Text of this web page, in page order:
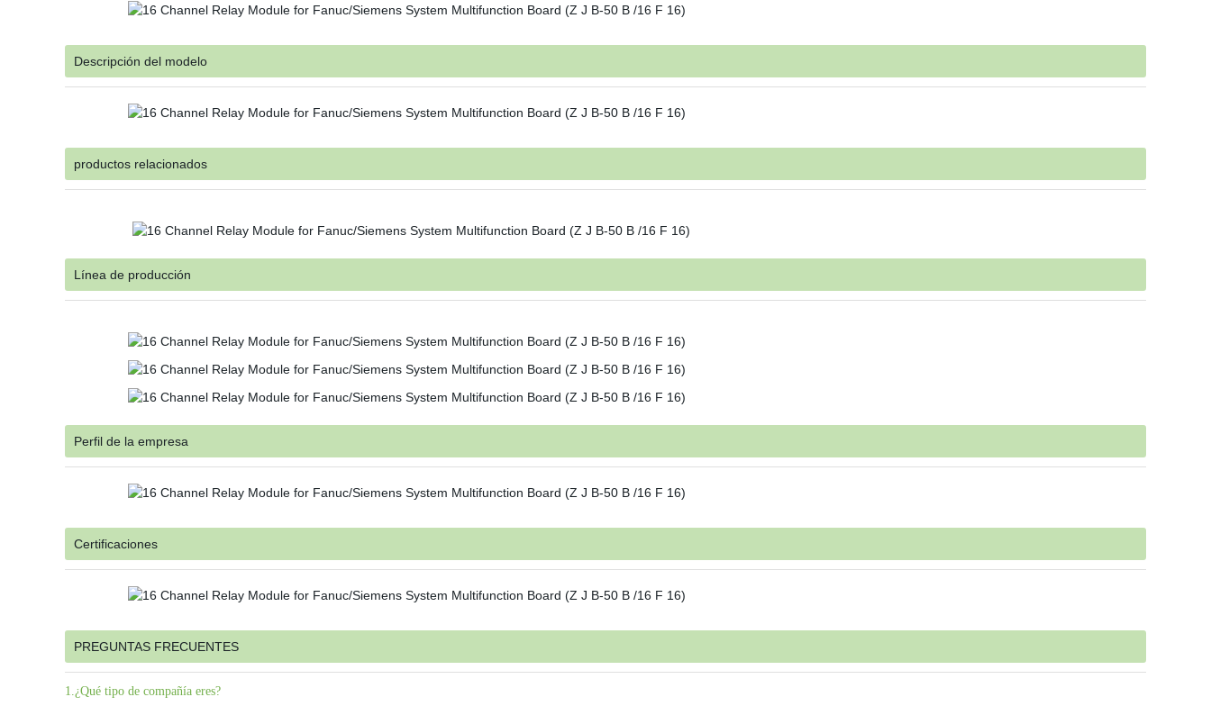
Descripción del modelo
productos relacionados
Línea de producción
Perfil de la empresa
Certificaciones
PREGUNTAS FRECUENTES
1.¿Qué tipo de compañía eres?